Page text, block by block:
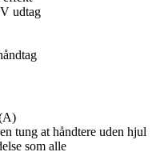
udtag
tung at håndtere uden hjul
som alle